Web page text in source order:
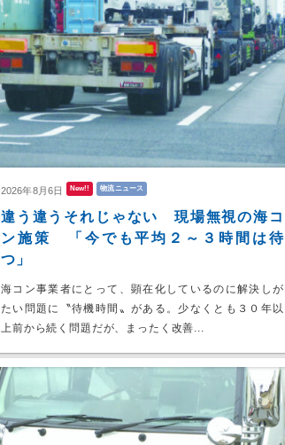
2026年8月6日 New!! 物流ニュース
違う違うそれじゃない 現場無視の海コ
ン施策 「今でも平均２～３時間は待
つ」
海コン事業者にとって、顕在化しているのに解決しが
たい問題に〝待機時間〟がある。少なくとも３０年以
上前から続く問題だが、まったく改善...